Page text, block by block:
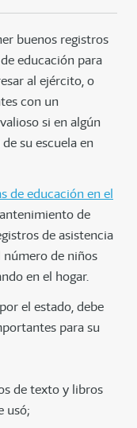
buenos registros
educación para
al ejército, o
con un
si en algún
su escuela en
de educación en el
de
de asistencia
número de niños
en el hogar.
el estado, debe
para su
de texto y libros
usó;